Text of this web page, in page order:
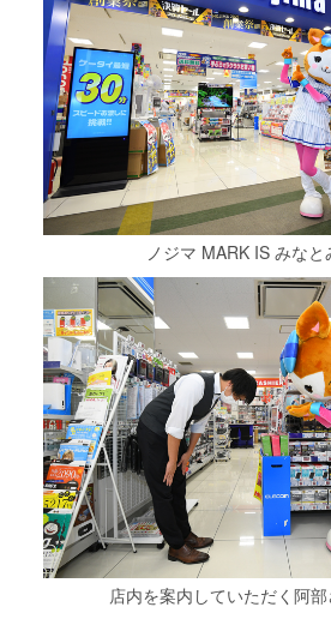
ノジマ MARK IS みな
店内を案内していただく阿